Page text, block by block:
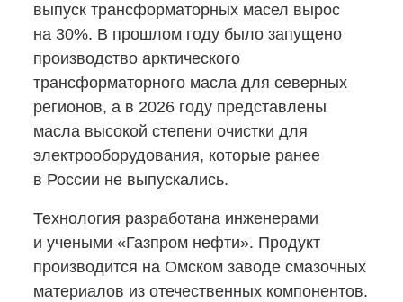
выпуск трансформаторных масел вырос
на 30%. В прошлом году было запущено
производство арктического
трансформаторного масла для северных
регионов, а в 2026 году представлены
масла высокой степени очистки для
электрооборудования, которые ранее
в России не выпускались.
Технология разработана инженерами
и учеными «Газпром нефти». Продукт
производится на Омском заводе смазочных
материалов из отечественных компонентов.